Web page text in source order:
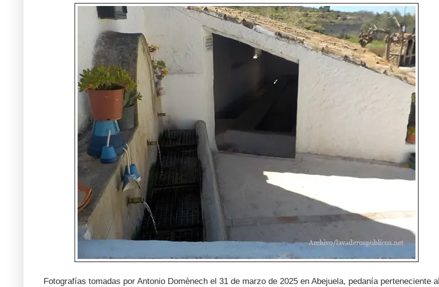
Fotografías tomadas por Antonio Domènech el 31 de marzo de 2025 en Abejuela, pedanía perteneciente al